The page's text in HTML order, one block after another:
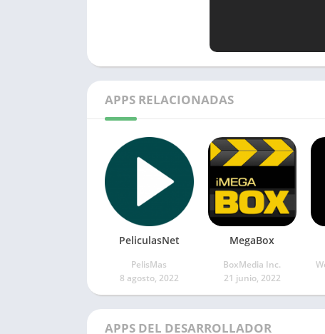
APPS RELACIONADAS
PeliculasNet
PelisMas
8 agosto, 2022
MegaBox
BoxMedia Inc.
21 junio, 2022
APPS DEL DESARROLLADOR